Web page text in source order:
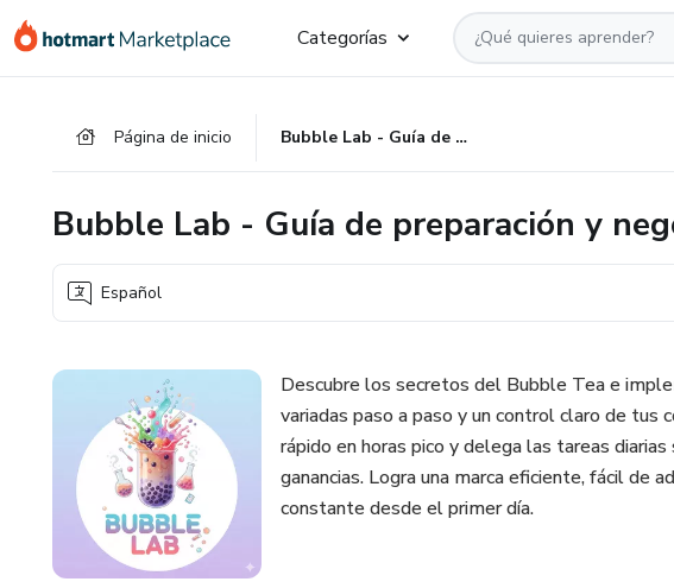
Categorías
Página de inicio Bubble Lab - Guía de preparación y negocio rentable
Bubble Lab - Guía de preparación y
Español
Descubre los secretos del Bubble Tea e
variadas paso a paso y un control claro de tus
rápido en horas pico y delega las tareas
ganancias. Logra una marca eficiente, fácil de
constante desde el primer día.